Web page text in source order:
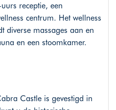
receptie, een
centrum. Het wellness
diverse massages aan en
en een stoomkamer.
Castle is gevestigd in